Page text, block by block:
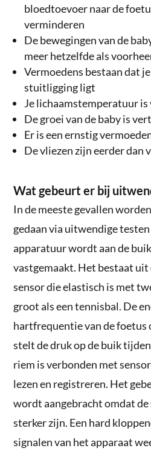
bloedtoevoer naar de
verminderen
De bewegingen van de
meer hetzelfde als
Vermoedens bestaan dat
stuitligging ligt
Je lichaamstemperatuur is
De groei van de baby is
Er is een ernstig
De vliezen zijn eerder dan
Wat gebeurt er bij
In de meeste gevallen
gedaan via uitwendige
apparatuur wordt aan de
vastgemaakt. Het bestaat uit
sensor die elastisch is met
groot als een tennisbal. De
hartfrequentie van de foetus
stelt de druk op de buik
riem is verbonden met
lezen en registreren. Het
wordt aangebracht omdat de
sterker zijn. Een hard
signalen van het apparaat